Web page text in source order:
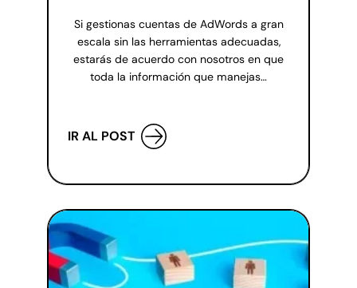
Si gestionas cuentas de AdWords a gran
escala sin las herramientas adecuadas,
estarás de acuerdo con nosotros en que
toda la información que manejas…
IR AL POST